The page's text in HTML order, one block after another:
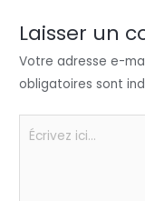
n o
o
k
Laisser un
Votre adresse e-
obligatoires sont
Écrivez